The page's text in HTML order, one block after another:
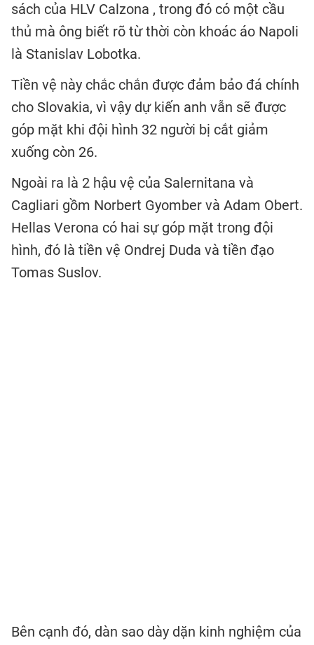
sách của HLV Calzona , trong đó có một cầu
thủ mà ông biết rõ từ thời còn khoác áo Napoli
là Stanislav Lobotka.
Tiền vệ này chắc chắn được đảm bảo đá chính
cho Slovakia, vì vậy dự kiến anh vẫn sẽ được
góp mặt khi đội hình 32 người bị cắt giảm
xuống còn 26.
Ngoài ra là 2 hậu vệ của Salernitana và
Cagliari gồm Norbert Gyomber và Adam Obert.
Hellas Verona có hai sự góp mặt trong đội
hình, đó là tiền vệ Ondrej Duda và tiền đạo
Tomas Suslov.
Bên cạnh đó, dàn sao dày dặn kinh nghiệm của